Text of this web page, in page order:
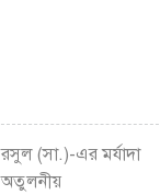
রসুল (সা.)-এর মর্যাদা
অতুলনীয়